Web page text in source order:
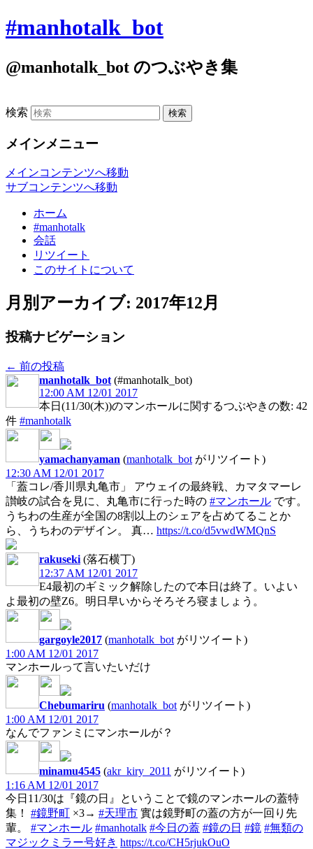
#manhotalk_bot
@manhotalk_bot のつぶやき集
検索
メインメニュー
メインコンテンツへ移動
サブコンテンツへ移動
ホーム
#manhotalk
会話
リツイート
このサイトについて
月別アーカイブ: 2017年12月
投稿ナビゲーション
← 前の投稿
manhotalk_bot (#manhotalk_bot)
12:00 AM 12/01 2017
本日(11/30(木))のマンホールに関するつぶやきの数: 42
件 #manhotalk
yamachanyaman (manhotalk_bot がリツイート)
12:30 AM 12/01 2017
「蓋コレ/香川県丸亀市」 アウェイの最終戦、カマタマーレ
讃岐の試合を見に、丸亀市に行った時の #マンホール です。
うちわの生産が全国の8割以上のシェアを占めてることか
ら、うちわのデザイン。 真… https://t.co/d5vwdWMQnS
rakuseki (落石横丁)
12:37 AM 12/01 2017
E4最初のギミック解除したので本日は終了。いよい
よ最初の壁Z6。明日早いからそろそろ寝ましょう。
gargoyle2017 (manhotalk_bot がリツイート)
1:00 AM 12/01 2017
マンホールって言いたいだけ
Chebumariru (manhotalk_bot がリツイート)
1:00 AM 12/01 2017
なんでファンミにマンホールが？
minamu4545 (akr_kiry_2011 がリツイート)
1:16 AM 12/01 2017
今日11/30は『鏡の日』ということで鏡のマンホールの蓋特
集！ #鏡野町 ×3→ #天理市 實は鏡野町の蓋の方が一回り先
輩。 #マンホール #manhotalk #今日の蓋 #鏡の日 #鏡 #無類の
マジックミラー号好き https://t.co/CH5rjukOuO